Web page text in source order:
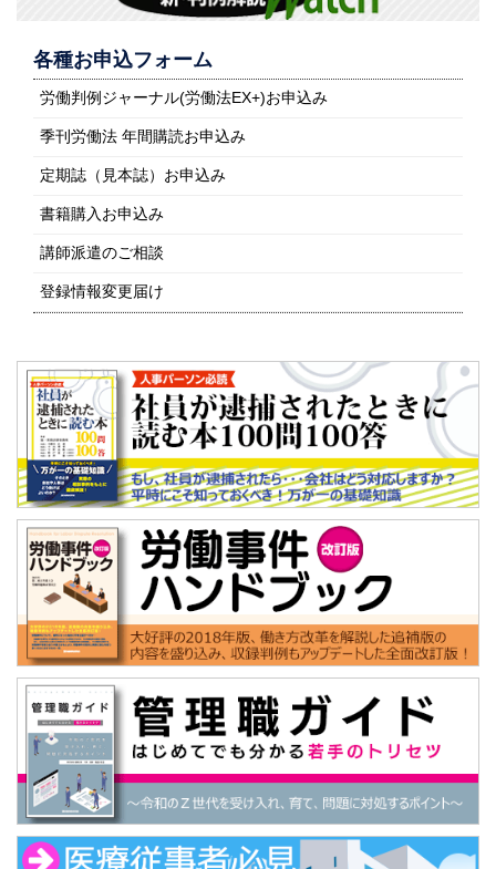
各種お申込フォーム
労働判例ジャーナル(労働法EX+)お申込み
季刊労働法 年間購読お申込み
定期誌（見本誌）お申込み
書籍購入お申込み
講師派遣のご相談
登録情報変更届け